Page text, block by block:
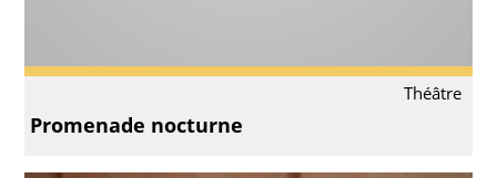
Théâtre
Promenade nocturne